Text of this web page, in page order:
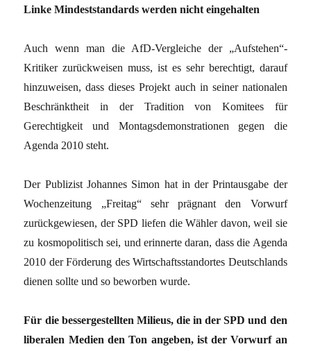
Linke Mindeststandards werden nicht eingehalten
Auch wenn man die AfD-Vergleiche der „Aufstehen“-
Kritiker zurückweisen muss, ist es sehr berechtigt, darauf
hinzuweisen, dass dieses Projekt auch in seiner nationalen
Beschränktheit in der Tradition von Komitees für
Gerechtigkeit und Montagsdemonstrationen gegen die
Agenda 2010 steht.
Der Publizist Johannes Simon hat in der Printausgabe der
Wochenzeitung „Freitag“ sehr prägnant den Vorwurf
zurückgewiesen, der SPD liefen die Wähler davon, weil sie
zu kosmopolitisch sei, und erinnerte daran, dass die Agenda
2010 der Förderung des Wirtschaftsstandortes Deutschlands
dienen sollte und so beworben wurde.
Für die bessergestellten Milieus, die in der SPD und den
liberalen Medien den Ton angeben, ist der Vorwurf an